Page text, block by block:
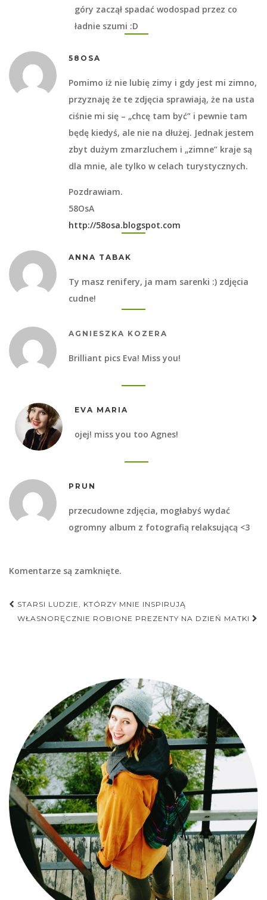
góry zaczął spadać wodospad przez co
ładnie szumi :D
58OSA
Pomimo iż nie lubię zimy i gdy jest mi zimno,
przyznaję że te zdjęcia sprawiają, że na usta
ciśnie mi się – „chcę tam być” i pewnie tam
będę kiedyś, ale nie na dłużej. Jednak jestem
zbyt dużym zmarzluchem i „zimne” kraje są
dla mnie, ale tylko w celach turystycznych.
Pozdrawiam.
58OsA
http://58osa.blogspot.com
ANNA TABAK
Ty masz renifery, ja mam sarenki :) zdjęcia
cudne!
AGNIESZKA KOZERA
Brilliant pics Eva! Miss you!
EVA MARIA
ojej! miss you too Agnes!
PRUN
przecudowne zdjęcia, mogłabyś wydać
ogromny album z fotografią relaksującą <3
Komentarze są zamknięte.
Nawigacja
postu
STARSI LUDZIE, KTÓRZY MNIE INSPIRUJĄ
WŁASNORĘCZNIE ROBIONE PREZENTY NA DZIEŃ MATKI